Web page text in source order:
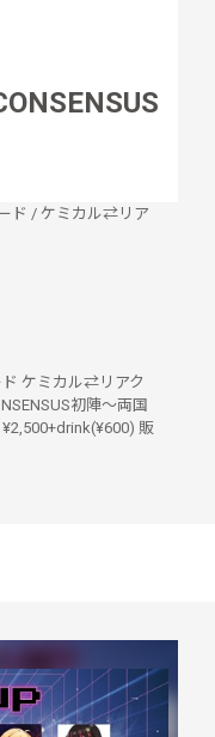
ド / ケミカル⇄リア
ド ケミカル⇄リアク
初陣〜両国
¥2,500+drink(¥600) 販